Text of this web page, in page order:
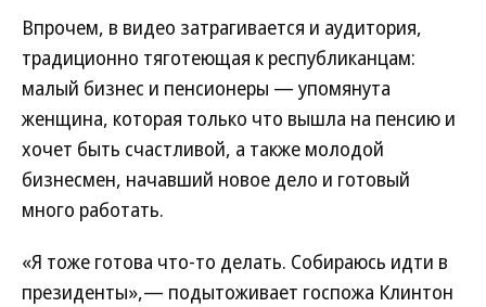
Впрочем, в видео затрагивается и аудитория,
традиционно тяготеющая к республиканцам:
малый бизнес и пенсионеры — упомянута
женщина, которая только что вышла на пенсию и
хочет быть счастливой, а также молодой
бизнесмен, начавший новое дело и готовый
много работать.
«Я тоже готова что-то делать. Собираюсь идти в
президенты»,— подытоживает госпожа Клинтон